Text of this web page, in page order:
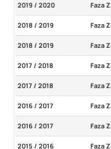
2019 / 2020 Faza
2018 / 2019 Faza
2018 / 2019 Faza
2017 / 2018 Faza
2017 / 2018 Faza
2016 / 2017 Faza
2016 / 2017 Faza
2015 / 2016 Faza